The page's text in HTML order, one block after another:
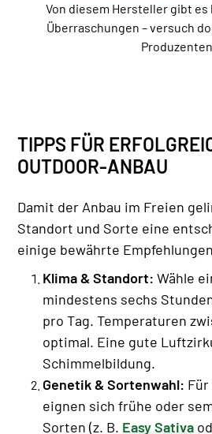
Von diesem Hersteller gibt
Überraschungen – versuch
Produzenten
TIPPS FÜR
OUTDOOR-ANBAU
Damit der Anbau im Freien
Standort und Sorte eine
einige bewährte
Klima & Standort: Wähle
mindestens sechs
pro Tag. Temperaturen
optimal. Eine gute
Schimmelbildung.
Genetik & Sortenwahl:
eignen sich frühe oder
Sorten (z. B. Easy Sativa